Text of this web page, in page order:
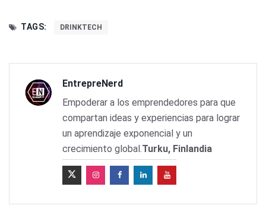
TAGS: DRINKTECH
EntrepreNerd
Empoderar a los emprendedores para que
compartan ideas y experiencias para lograr
un aprendizaje exponencial y un
crecimiento global.Turku, Finlandia